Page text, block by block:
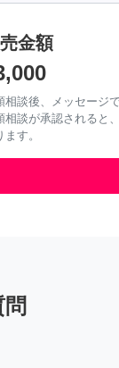
金額
相談後、メッセージ
相談が承認されると
ます。